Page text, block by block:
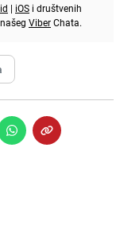
| iOS i društvenih
ViberChata.